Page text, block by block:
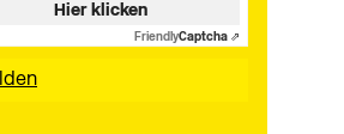
Hier klicken
FriendlyCaptcha ⇗